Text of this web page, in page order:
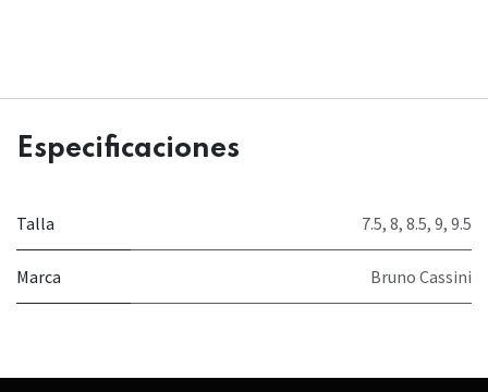
Especificaciones
Talla 7.5, 8, 8.5, 9, 9.5
Marca Bruno Cassini